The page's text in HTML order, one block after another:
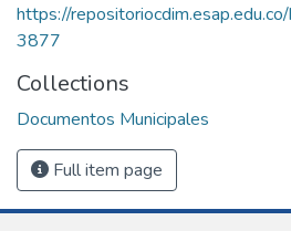
https://
3877
Collections
Documentos Municipales
Full item page